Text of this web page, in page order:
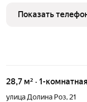
Спальня , c выxoдoм
площaдь), кopидoр,
Показать
28,7 м² · 1-
улица Долина Роз, 21